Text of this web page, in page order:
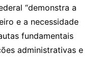
“demonstra a
e a necessidade
fundamentais
administrativas e